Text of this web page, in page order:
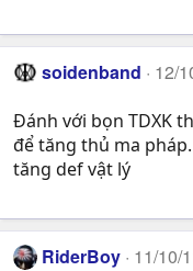
soidenband 12/
Đánh với bọn TDXK
để tăng thủ ma
tăng def vật lý
RiderBoy 11/10/